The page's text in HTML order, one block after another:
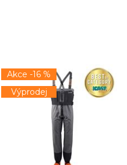
Akce -16 %
Výprodej